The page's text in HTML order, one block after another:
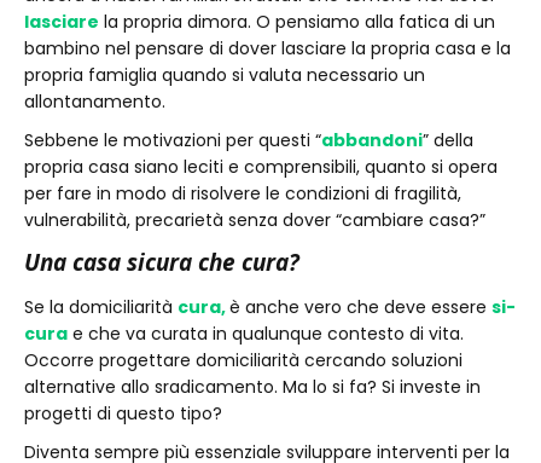
lasciare la propria dimora. O pensiamo alla fatica di un
bambino nel pensare di dover lasciare la propria casa e la
propria famiglia quando si valuta necessario un
allontanamento.
Sebbene le motivazioni per questi “abbandoni” della
propria casa siano leciti e comprensibili, quanto si opera
per fare in modo di risolvere le condizioni di fragilità,
vulnerabilità, precarietà senza dover “cambiare casa?”
Una casa sicura che cura?
Se la domiciliarità cura,è anche vero che deve essere si-
cura e che va curata in qualunque contesto di vita.
Occorre progettare domiciliarità cercando soluzioni
alternative allo sradicamento. Ma lo si fa? Si investe in
progetti di questo tipo?
Diventa sempre più essenziale sviluppare interventi per la